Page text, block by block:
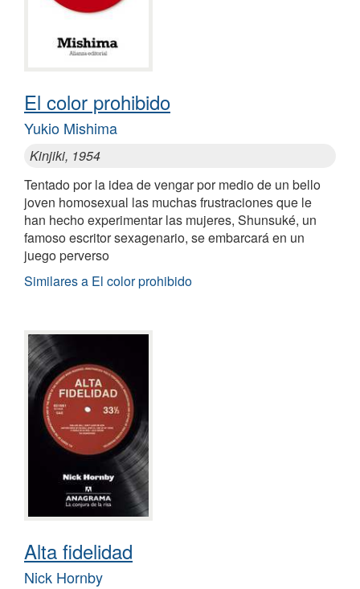
El color prohibido
Yukio Mishima
Kinjiki, 1954
Tentado por la idea de vengar por medio de un bello
joven homosexual las muchas frustraciones que le
han hecho experimentar las mujeres, Shunsuké, un
famoso escritor sexagenario, se embarcará en un
juego perverso
Similares a El color prohibido
Alta fidelidad
Nick Hornby